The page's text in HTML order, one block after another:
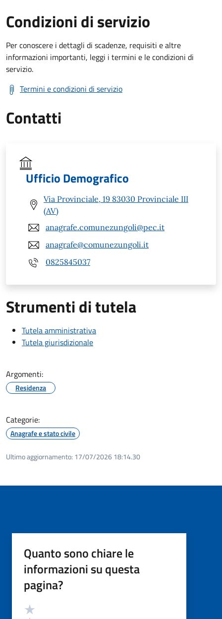
Condizioni di servizio
Per conoscere i dettagli di scadenze, requisiti e altre
informazioni importanti, leggi i termini e le condizioni di
servizio.
Termini e condizioni di servizio
Contatti
Ufficio Demografico
Via Provinciale, 19 83030 Provinciale III
(AV)
anagrafe.comunezungoli@pec.it
anagrafe@comunezungoli.it
0825845037
Strumenti di tutela
Tutela amministrativa
Tutela giurisdizionale
Argomenti:
Residenza
Categorie:
Anagrafe e stato civile
Ultimo aggiornamento: 17/07/2026 18:14.30
Quanto sono chiare le
informazioni su questa
pagina?
Valutazione